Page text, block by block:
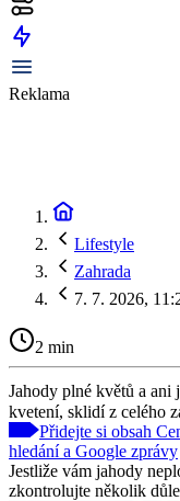
Reklama
Lifestyle
Zahrada
7. 7. 2026,
2 min
Jahody plné květů a ani
kvetení, sklidí z celého
Přidejte si obsah
hledání a Google zprávy
Jestliže vám jahody
zkontrolujte několik